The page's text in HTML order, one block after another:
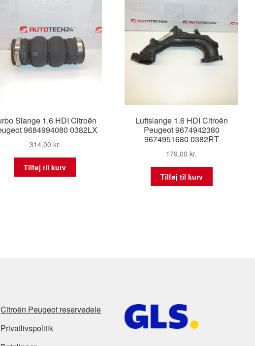
Slange 1.6 HDI Citroën
9684994080 0382LX
314,00 kr.
Tilføj til kurv
Luftslange 1.6 HDI Citroën
Peugeot 9674942380
9674951680 0382RT
179,00kr.
Tilføj til kurv
Citroën Peugeot reservedele
Privatlivspolitik